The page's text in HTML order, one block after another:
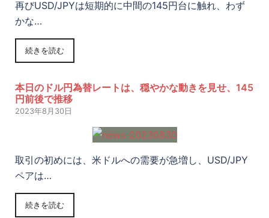
再びUSD/JPYは短期的に中間の145円台に触れ、わず
かな…
続きを読む
本日のドル円為替レートは、穏やかな動きを見せ、145
円前後で推移
2023年8月30日
取引の初めには、米ドルへの需要が急増し、USD/JPY
ペアは…
続きを読む